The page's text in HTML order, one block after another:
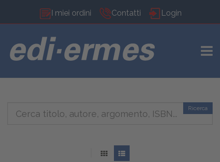
I miei ordini Contatti Login
Ricerca